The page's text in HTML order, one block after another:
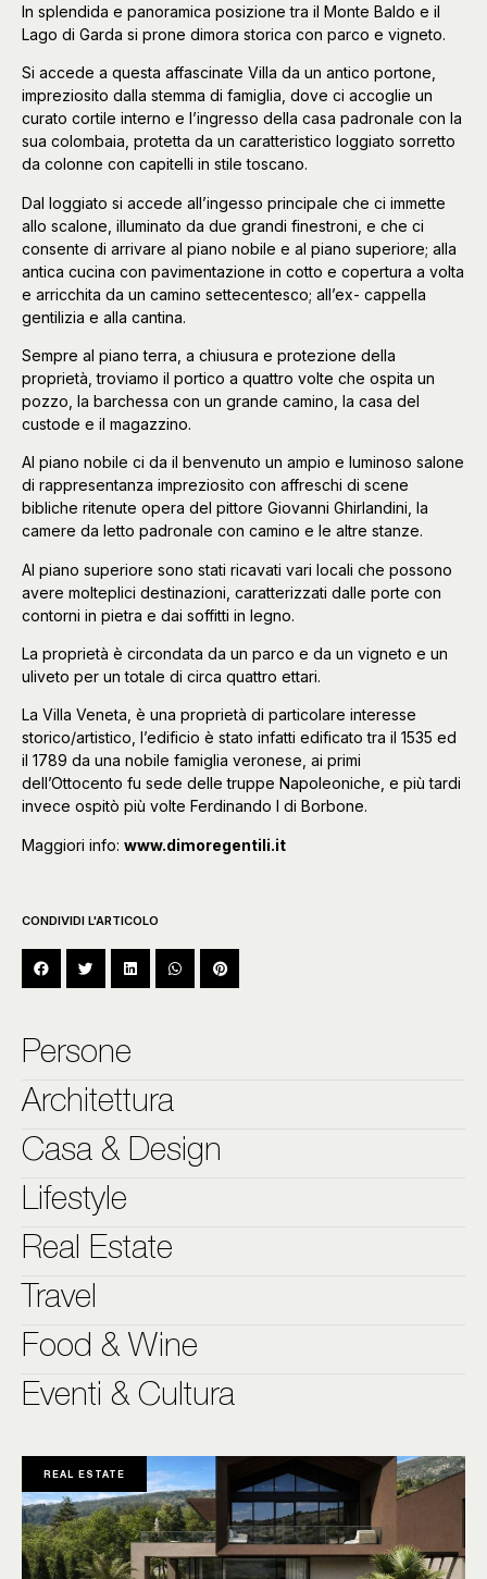
In splendida e panoramica posizione tra il Monte Baldo e il
Lago di Garda si prone dimora storica con parco e vigneto.
Si accede a questa affascinate Villa da un antico portone,
impreziosito dalla stemma di famiglia, dove ci accoglie un
curato cortile interno e l’ingresso della casa padronale con la
sua colombaia, protetta da un caratteristico loggiato sorretto
da colonne con capitelli in stile toscano.
Dal loggiato si accede all’ingesso principale che ci immette
allo scalone, illuminato da due grandi finestroni, e che ci
consente di arrivare al piano nobile e al piano superiore; alla
antica cucina con pavimentazione in cotto e copertura a volta
e arricchita da un camino settecentesco; all’ex- cappella
gentilizia e alla cantina.
Sempre al piano terra, a chiusura e protezione della
proprietà, troviamo il portico a quattro volte che ospita un
pozzo, la barchessa con un grande camino, la casa del
custode e il magazzino.
Al piano nobile ci da il benvenuto un ampio e luminoso salone
di rappresentanza impreziosito con affreschi di scene
bibliche ritenute opera del pittore Giovanni Ghirlandini, la
camere da letto padronale con camino e le altre stanze.
Al piano superiore sono stati ricavati vari locali che possono
avere molteplici destinazioni, caratterizzati dalle porte con
contorni in pietra e dai soffitti in legno.
La proprietà è circondata da un parco e da un vigneto e un
uliveto per un totale di circa quattro ettari.
La Villa Veneta, è una proprietà di particolare interesse
storico/artistico, l’edificio è stato infatti edificato tra il 1535 ed
il 1789 da una nobile famiglia veronese, ai primi
dell’Ottocento fu sede delle truppe Napoleoniche, e più tardi
invece ospitò più volte Ferdinando I di Borbone.
Maggiori info: www.dimoregentili.it
CONDIVIDI L'ARTICOLO
Persone
Architettura
Casa & Design
Lifestyle
Real Estate
Travel
Food & Wine
Eventi & Cultura
REAL ESTATE